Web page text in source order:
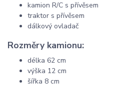
kamion R/C s přívěsem
traktor s přívěsem
dálkový ovladač
Rozměry kamionu:
délka 62 cm
výška 12 cm
šířka 8 cm